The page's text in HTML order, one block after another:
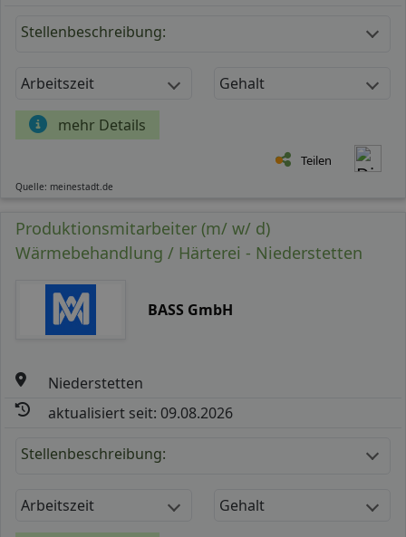
Stellenbeschreibung:
Arbeitszeit Gehalt
mehr Details
Teilen
Quelle: meinestadt.de
Produktionsmitarbeiter (m/ w/ d)
Wärmebehandlung / Härterei - Niederstetten
BASS GmbH
Niederstetten
aktualisiert seit: 09.08.2026
Stellenbeschreibung:
Arbeitszeit Gehalt